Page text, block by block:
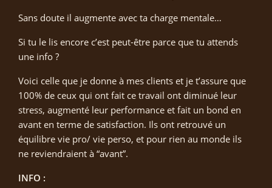
Sans doute il augmente avec ta charge mentale…
Si tu le lis encore c’est peut-être parce que tu attends
une info ?
Voici celle que je donne à mes clients et je t’assure que
100% de ceux qui ont fait ce travail ont diminué leur
stress, augmenté leur performance et fait un bond en
avant en terme de satisfaction. Ils ont retrouvé un
équilibre vie pro/ vie perso, et pour rien au monde ils
ne reviendraient à “avant”.
INFO :